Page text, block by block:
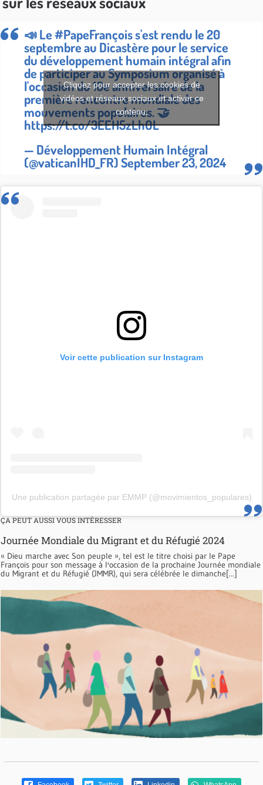
📣 Le#PapeFrançoiss'est rendu le 20
septembre au Dicastère pour le service
du développement humain intégral afin
de participer au Symposium organisé à
l'occasion du 10e anniversaire de la
première rencontre mondiale des
mouvements populaires. 🤝
https://t.co/3EEH5zLhOL
— Développement Humain Intégral
(@vaticanIHD_FR)September 23, 2024
Cliquez pour accepter les cookies de
vidéos et réseaux sociaux et activer ce
contenu.
Voir cette publication sur Instagram
Une publication partagée par EMMP (@movimientos_populares)
ÇA PEUT AUSSI VOUS INTÉRESSER
Journée Mondiale du Migrant et du Réfugié 2024
« Dieu marche avec Son peuple », tel est le titre choisi par le Pape
François pour son message à l'occasion de la prochaine Journée mondiale
du Migrant et du Réfugié (JMMR), qui sera célébrée le dimanche[...]